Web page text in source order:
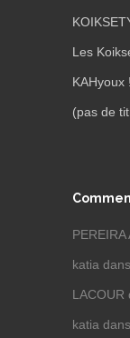
Les
KAHyoux
(pas de
PEREIRA
katia dans
LACOUR
katia dans